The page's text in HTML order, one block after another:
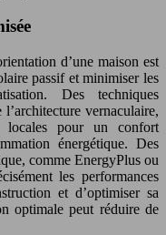
d’une maison est
passif et minimiser les
Des techniques
vernaculaire,
locales pour un confort
énergétique. Des
comme EnergyPlus ou
les performances
et d’optimiser sa
optimale peut réduire de